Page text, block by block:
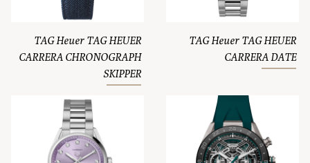
TAG Heuer TAG HEUER
CARRERA CHRONOGRAPH
SKIPPER
TAG Heuer TAG HEUER
CARRERA DATE